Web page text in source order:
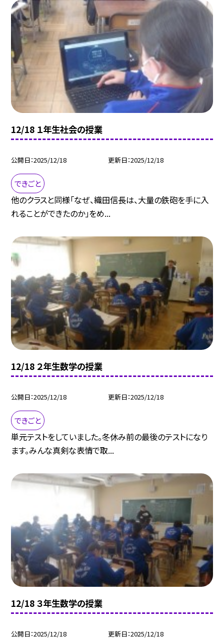
12/18 １年生社会の授業
公開日 2025/12/18 更新日 2025/12/18
できごと
他のクラスと同様「なぜ、織田信長は、大量の鉄砲を手に入
れることができたのか」をめ...
12/18 ２年生数学の授業
公開日 2025/12/18 更新日 2025/12/18
できごと
単元テストをしていました。冬休み前の最後のテストになり
ます。みんな真剣な表情で取...
12/18 ３年生数学の授業
公開日 2025/12/18 更新日 2025/12/18